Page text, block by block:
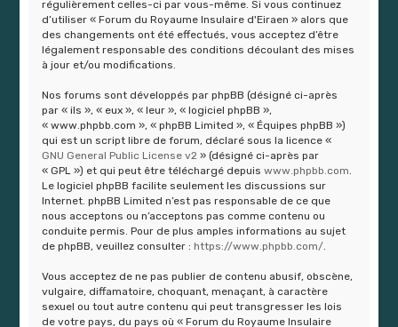
régulièrement celles-ci par vous-même. Si vous continuez
d’utiliser « Forum du Royaume Insulaire d'Eiraen » alors que
des changements ont été effectués, vous acceptez d’être
légalement responsable des conditions découlant des mises
à jour et/ou modifications.
Nos forums sont développés par phpBB (désigné ci-après
par « ils », « eux », « leur », « logiciel phpBB »,
« www.phpbb.com », « phpBB Limited », « Équipes phpBB »)
qui est un script libre de forum, déclaré sous la licence «
GNU General Public License v2 » (désigné ci-après par
« GPL ») et qui peut être téléchargé depuiswww.phpbb.com.
Le logiciel phpBB facilite seulement les discussions sur
Internet. phpBB Limited n’est pas responsable de ce que
nous acceptons ou n’acceptons pas comme contenu ou
conduite permis. Pour de plus amples informations au sujet
de phpBB, veuillez consulter : https://www.phpbb.com/.
Vous acceptez de ne pas publier de contenu abusif, obscène,
vulgaire, diffamatoire, choquant, menaçant, à caractère
sexuel ou tout autre contenu qui peut transgresser les lois
de votre pays, du pays où « Forum du Royaume Insulaire